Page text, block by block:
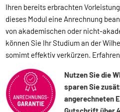
Ihren bereits erbrachten
dieses Modul eine Anrechnung
von akademischen oder nicht-
können Sie Ihr Studium an der
somimt effektiv verkürzen.
Nutzen Sie die
sparen Sie
angerechneten